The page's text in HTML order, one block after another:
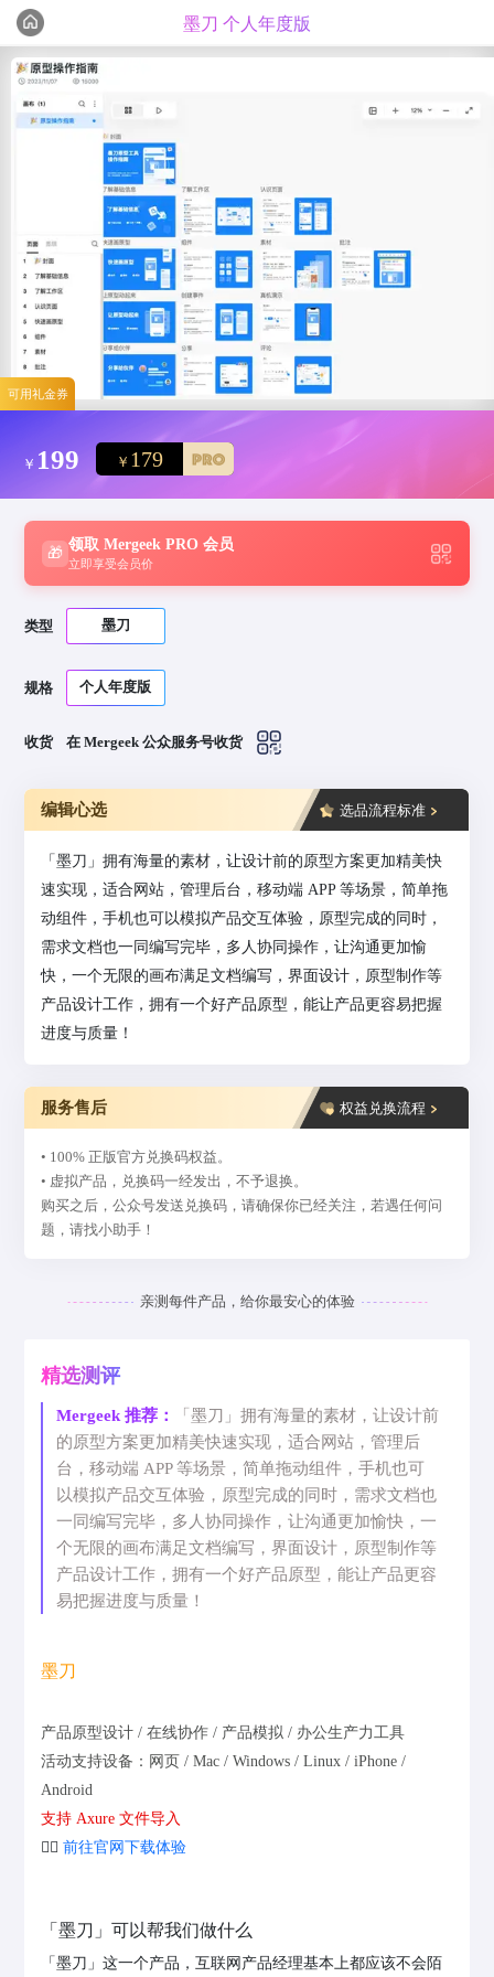
可用礼金券
墨刀 个人年度版
编辑心选 精选测评
￥ 199 ￥ 179
🎁
领取 Mergeek PRO 会员
立即享受会员价
类型 墨刀
规格 个人年度版
收货 在 Mergeek 公众服务号收货
编辑心选 选品流程标准
「墨刀」拥有海量的素材，让设计前的原型方案更加精美快
速实现，适合网站，管理后台，移动端 APP 等场景，简单拖
动组件，手机也可以模拟产品交互体验，原型完成的同时，
需求文档也一同编写完毕，多人协同操作，让沟通更加愉
快，一个无限的画布满足文档编写，界面设计，原型制作等
产品设计工作，拥有一个好产品原型，能让产品更容易把握
进度与质量！
服务售后 权益兑换流程
• 100% 正版官方兑换码权益。
• 虚拟产品，兑换码一经发出，不予退换。
购买之后，公众号发送兑换码，请确保你已经关注，若遇任何问
题，请找小助手！
亲测每件产品，给你最安心的体验
精选测评
Mergeek 推荐：
「墨刀」拥有海量的素材，让设计前
的原型方案更加精美快速实现，适合网站，管理后
台，移动端 APP 等场景，简单拖动组件，手机也可
以模拟产品交互体验，原型完成的同时，需求文档也
一同编写完毕，多人协同操作，让沟通更加愉快，一
个无限的画布满足文档编写，界面设计，原型制作等
产品设计工作，拥有一个好产品原型，能让产品更容
易把握进度与质量！
墨刀
产品原型设计 / 在线协作 / 产品模拟 / 办公生产力工具
活动支持设备：网页 / Mac / Windows / Linux / iPhone /
Android
支持 Axure 文件导入
👉🏻前往官网下载体验
「墨刀」可以帮我们做什么
「墨刀」这一个产品，互联网产品经理基本上都应该不会陌